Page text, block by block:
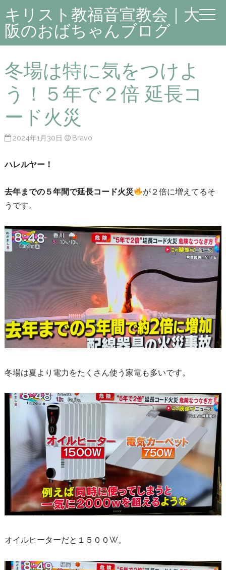
キリスト教福音宣教会｜大
阪のおばちゃんブログ
冬場は特に気をつけよ
う！５年で２倍 延長コ
ード火災
2024年1月30日 Bravo
ハレルヤー！
去年までの５年間で延長コード火災
が２倍に増えてるそ
うです。
冬場は夏より電力をたくさん使う家電も多いです。
オイルヒーターだと１５００W。